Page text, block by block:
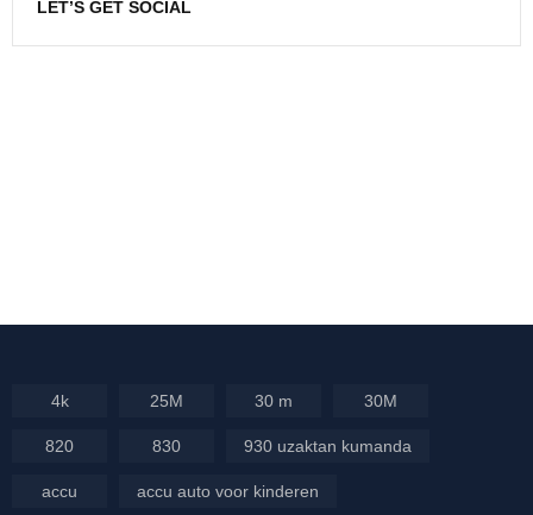
LET’S GET SOCIAL
4k 25M 30 m 30M
820 830 930 uzaktan kumanda
accu accu auto voor kinderen